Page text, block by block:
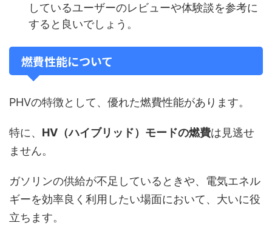
しているユーザーのレビューや体験談を参考に
すると良いでしょう。
燃費性能について
PHVの特徴として、優れた燃費性能があります。
特に、 HV（ハイブリッド）モードの燃費は見逃せ
ません。
ガソリンの供給が不足しているときや、電気エネル
ギーを効率良く利用したい場面において、大いに役
立ちます。